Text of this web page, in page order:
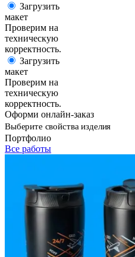
Загрузить
макет
Проверим на
техническую
корректность.
Загрузить
макет
Проверим на
техническую
корректность.
Оформи онлайн-заказ
Выберите свойства изделия
Портфолио
Все работы